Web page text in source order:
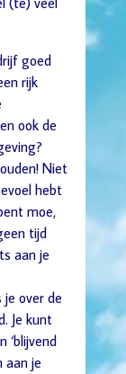
goed
rijk
ook de
Niet
hebt
moe,
tijd
aan je
je over de
Je kunt
‘blijvend
aan je